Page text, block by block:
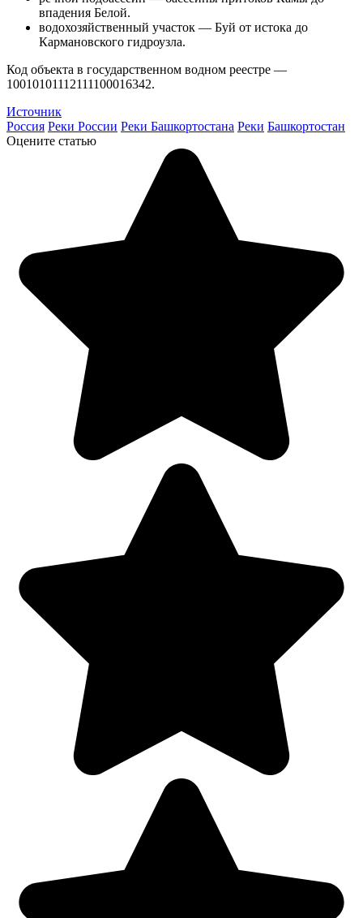
впадения Белой.
водохозяйственный участок — Буй от истока до
Кармановского гидроузла.
Код объекта в государственном водном реестре —
10010101112111100016342.
Источник
Россия Реки России Реки Башкортостана Реки Башкортостан
Оцените статью